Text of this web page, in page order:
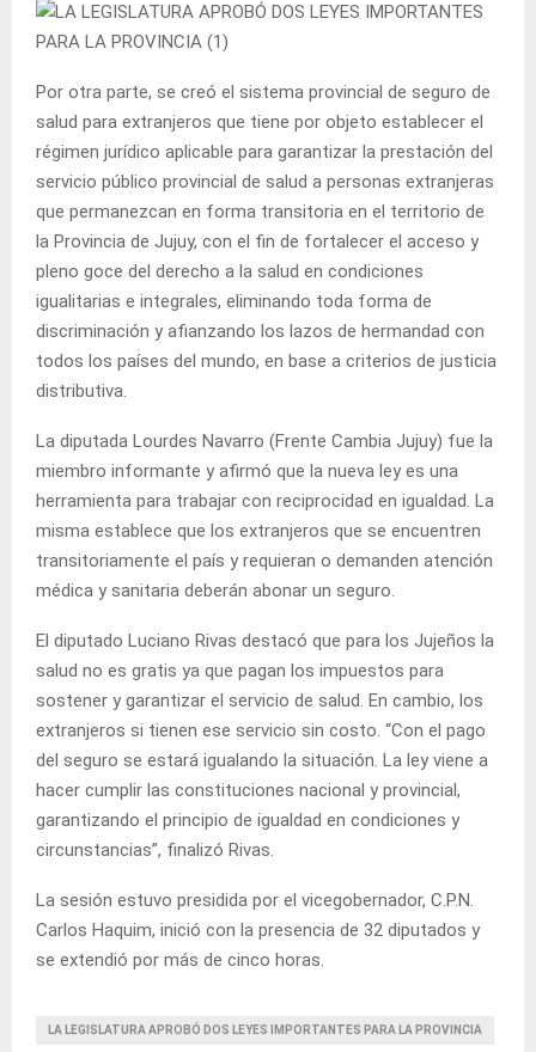
Por otra parte, se creó el sistema provincial de seguro de
salud para extranjeros que tiene por objeto establecer el
régimen jurídico aplicable para garantizar la prestación del
servicio público provincial de salud a personas extranjeras
que permanezcan en forma transitoria en el territorio de
la Provincia de Jujuy, con el fin de fortalecer el acceso y
pleno goce del derecho a la salud en condiciones
igualitarias e integrales, eliminando toda forma de
discriminación y afianzando los lazos de hermandad con
todos los países del mundo, en base a criterios de justicia
distributiva.
La diputada Lourdes Navarro (Frente Cambia Jujuy) fue la
miembro informante y afirmó que la nueva ley es una
herramienta para trabajar con reciprocidad en igualdad. La
misma establece que los extranjeros que se encuentren
transitoriamente el país y requieran o demanden atención
médica y sanitaria deberán abonar un seguro.
El diputado Luciano Rivas destacó que para los Jujeños la
salud no es gratis ya que pagan los impuestos para
sostener y garantizar el servicio de salud. En cambio, los
extranjeros si tienen ese servicio sin costo. “Con el pago
del seguro se estará igualando la situación. La ley viene a
hacer cumplir las constituciones nacional y provincial,
garantizando el principio de igualdad en condiciones y
circunstancias”, finalizó Rivas.
La sesión estuvo presidida por el vicegobernador, C.P.N.
Carlos Haquim, inició con la presencia de 32 diputados y
se extendió por más de cinco horas.
LA LEGISLATURA APROBÓ DOS LEYES IMPORTANTES PARA LA PROVINCIA